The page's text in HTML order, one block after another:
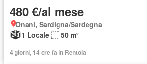
480 €/al mese
Onani, Sardigna/Sardegna
1 Locale
50 m²
4 giorni, 14 ore fa in Rentola